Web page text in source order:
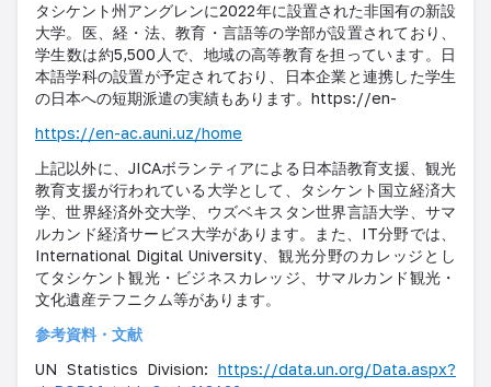
タシケント州アングレンに2022年に設置された非国有の新設
大学。医、経・法、教育・言語等の学部が設置されており、
学生数は約5,500人で、地域の高等教育を担っています。日
本語学科の設置が予定されており、日本企業と連携した学生
の日本への短期派遣の実績もあります。https://en-
https://en-ac.auni.uz/home
上記以外に、JICAボランティアによる日本語教育支援、観光
教育支援が行われている大学として、タシケント国立経済大
学、世界経済外交大学、ウズベキスタン世界言語大学、サマ
ルカンド経済サービス大学があります。また、IT分野では、
International Digital University、観光分野のカレッジとし
てタシケント観光・ビジネスカレッジ、サマルカンド観光・
文化遺産テフニクム等があります。
参考資料・文献
UN Statistics Division: https://data.un.org/Data.aspx?